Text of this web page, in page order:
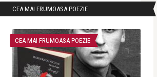
CEA MAI FRUMOASA POEZIE
CEA MAI FRUMOASA POEZIE